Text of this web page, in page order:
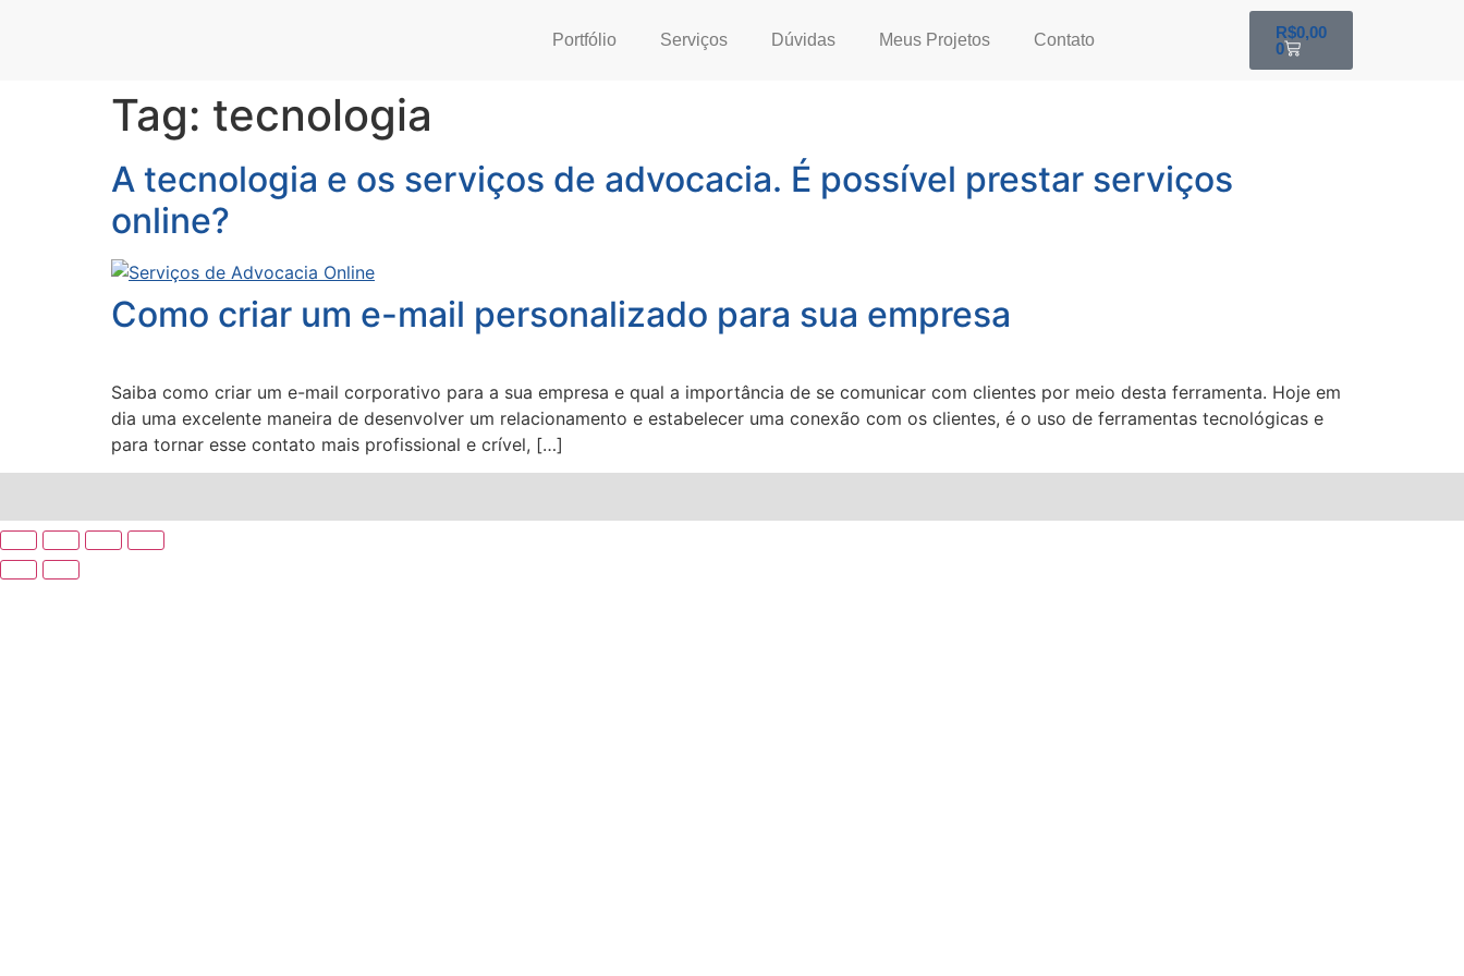
Portfólio Serviços Dúvidas Meus Projetos Contato R$0,00
0
Tag: tecnologia
A tecnologia e os serviços de advocacia. É possível prestar serviços
online?
Como criar um e-mail personalizado para sua empresa
Saiba como criar um e-mail corporativo para a sua empresa e qual a importância de se comunicar com clientes por meio desta ferramenta. Hoje em
dia uma excelente maneira de desenvolver um relacionamento e estabelecer uma conexão com os clientes, é o uso de ferramentas tecnológicas e
para tornar esse contato mais profissional e crível, […]